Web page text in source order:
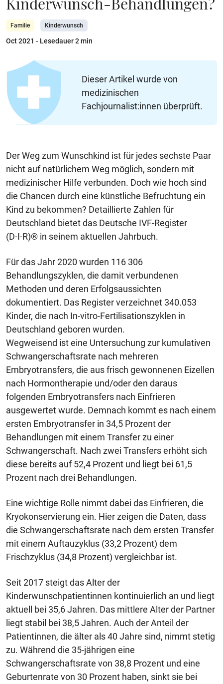
Familie Kinderwunsch
Oct 2021 - Lesedauer 2 min
Dieser Artikel wurde von
medizinischen
Fachjournalist:innen überprüft.
Der Weg zum Wunschkind ist für jedes sechste Paar
nicht auf natürlichem Weg möglich, sondern mit
medizinischer Hilfe verbunden. Doch wie hoch sind
die Chancen durch eine künstliche Befruchtung ein
Kind zu bekommen? Detaillierte Zahlen für
Deutschland bietet das Deutsche IVF-Register
(D·I·R)® in seinem aktuellen Jahrbuch.
Für das Jahr 2020 wurden 116 306
Behandlungszyklen, die damit verbundenen
Methoden und deren Erfolgsaussichten
dokumentiert. Das Register verzeichnet 340.053
Kinder, die nach In-vitro-Fertilisationszyklen in
Deutschland geboren wurden.
Wegweisend ist eine Untersuchung zur kumulativen
Schwangerschaftsrate nach mehreren
Embryotransfers, die aus frisch gewonnenen Eizellen
nach Hormontherapie und/oder den daraus
folgenden Embryotransfers nach Einfrieren
ausgewertet wurde. Demnach kommt es nach einem
ersten Embryotransfer in 34,5 Prozent der
Behandlungen mit einem Transfer zu einer
Schwangerschaft. Nach zwei Transfers erhöht sich
diese bereits auf 52,4 Prozent und liegt bei 61,5
Prozent nach drei Behandlungen.
Eine wichtige Rolle nimmt dabei das Einfrieren, die
Kryokonservierung ein. Hier zeigen die Daten, dass
die Schwangerschaftsrate nach dem ersten Transfer
mit einem Auftauzyklus (33,2 Prozent) dem
Frischzyklus (34,8 Prozent) vergleichbar ist.
Seit 2017 steigt das Alter der
Kinderwunschpatientinnen kontinuierlich an und liegt
aktuell bei 35,6 Jahren. Das mittlere Alter der Partner
liegt stabil bei 38,5 Jahren. Auch der Anteil der
Patientinnen, die älter als 40 Jahre sind, nimmt stetig
zu. Während die 35-jährigen eine
Schwangerschaftsrate von 38,8 Prozent und eine
Geburtenrate von 30 Prozent haben, sinkt sie bei